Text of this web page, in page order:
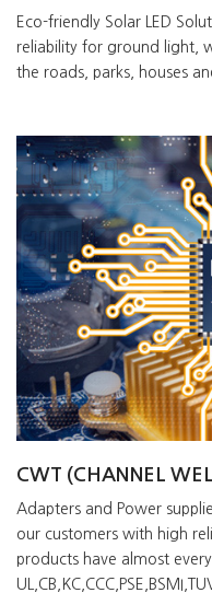
Eco-friendly Solar LED
reliability for ground light,
the roads, parks, houses
CWT (CHANNEL
Adapters and Power
our customers with high
products have almost